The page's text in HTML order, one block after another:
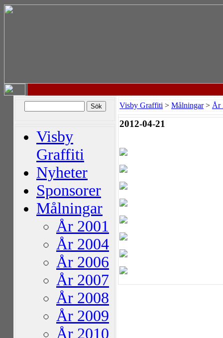
Visby
Graffiti
Nyheter
Sponsorer
Målningar
År 2001
År 2004
År 2006
År 2007
År 2008
År 2009
År 2010
Visby Graffiti > Målningar> År
2012-04-21